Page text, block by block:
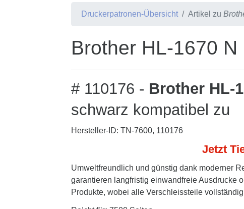
Druckerpatronen-Übersicht Artikel zu
Brother HL-1670
# 110176 - Brother HL-
schwarz kompatibel zu
Hersteller-ID: TN-7600, 110176
Jetzt
Umweltfreundlich und günstig dank moderner
garantieren langfristig einwandfreie Ausdrucke
Produkte, wobei alle Verschleissteile